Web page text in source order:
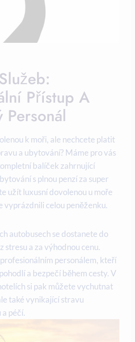
Přístup​ A
Personál
⁣k ​moři, ale nechcete platit
a ubytování? Máme​ pro vás
balíček ​zahrnující‌
s plnou penzí za⁣ super
užít luxusní dovolenou​ u ‍moře
vyprázdnili celou peněženku.
autobusech se ‌dostanete do
stresu a ​za⁢ výhodnou cenu.
personálem, kteří
a ⁤bezpečí během‍ cesty. V
​si pak můžete vychutnat
také⁤ vynikající⁤ stravu
a péčí.